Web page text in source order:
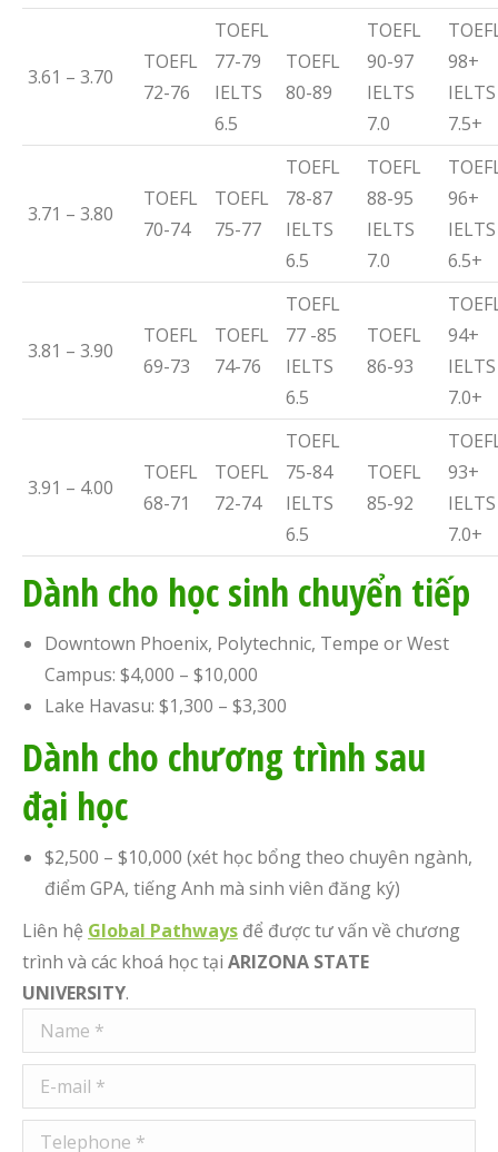
3.61 – 3.70
TOEFL
72-76
TOEFL
77-79
IELTS
6.5
TOEFL
80-89
TOEFL
90-97
IELTS
7.0
98+
IELTS
7.5+
3.71 – 3.80
TOEFL
70-74
TOEFL
75-77
TOEFL
78-87
IELTS
6.5
TOEFL
88-95
IELTS
7.0
96+
IELTS
6.5+
3.81 – 3.90
TOEFL
69-73
TOEFL
74-76
TOEFL
77 -85
IELTS
6.5
TOEFL
86-93
94+
IELTS
7.0+
3.91 – 4.00
TOEFL
68-71
TOEFL
72-74
TOEFL
75-84
IELTS
6.5
TOEFL
85-92
93+
IELTS
7.0+
Dành cho học sinh chuyển tiếp
Downtown Phoenix, Polytechnic, Tempe or West
Campus: $4,000 – $10,000
Lake Havasu: $1,300 – $3,300
Dành cho chương trình sau
đại học
$2,500 – $10,000 (xét học bổng theo chuyên ngành,
điểm GPA, tiếng Anh mà sinh viên đăng ký)
Liên hệ Global Pathways để được tư vấn về chương
trình và các khoá học tại ARIZONA STATE
UNIVERSITY.
Name *
E-mail *
Telephone *